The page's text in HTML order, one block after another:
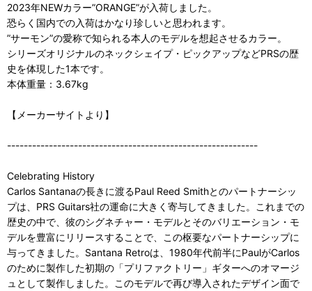
2023年NEWカラー”ORANGE”が入荷しました。
恐らく国内での入荷はかなり珍しいと思われます。
”サーモン”の愛称で知られる本人のモデルを想起させるカラー。
シリーズオリジナルのネックシェイプ・ピックアップなどPRSの歴
史を体現した1本です。
本体重量：3.67kg
【メーカーサイトより】
------------------------------------------------------------
Celebrating History
Carlos Santanaの長きに渡るPaul Reed Smithとのパートナーシッ
プは、PRS Guitars社の運命に大きく寄与してきました。これまでの
歴史の中で、彼のシグネチャー・モデルとそのバリエーション・モ
デルを豊富にリリースすることで、この枢要なパートナーシップに
与ってきました。Santana Retroは、1980年代前半にPaulがCarlos
のために製作した初期の「プリファクトリー」ギターへのオマージ
ュとして製作しました。このモデルで再び導入されたデザイン面で